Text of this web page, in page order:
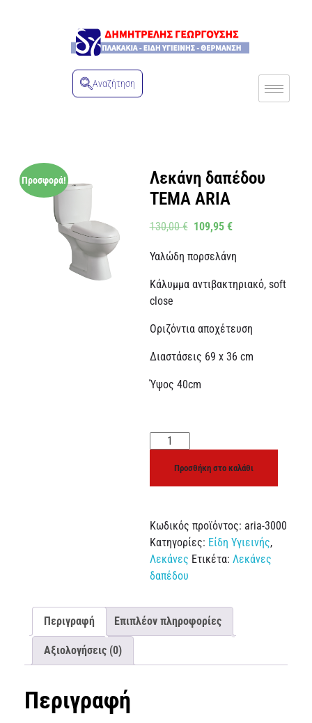
Αναζήτηση
Προσφορά!
Λεκάνη δαπέδου
TEMA ARIA
130,00€ 109,95€
Υαλώδη πορσελάνη
Κάλυμμα αντιβακτηριακό, soft
close
Οριζόντια αποχέτευση
Διαστάσεις 69 x 36 cm
Ύψος 40cm
Προσθήκη στο καλάθι
Κωδικός προϊόντος: aria-3000
Κατηγορίες: Είδη Υγιεινής,
Λεκάνες Ετικέτα: Λεκάνες
δαπέδου
Περιγραφή Επιπλέον πληροφορίες
Αξιολογήσεις (0)
Περιγραφή